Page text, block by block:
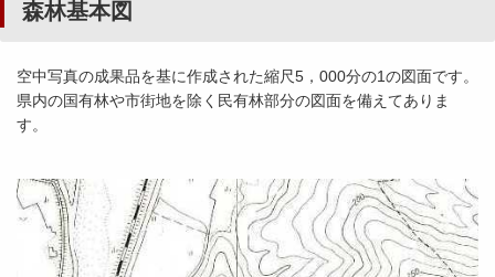
森林基本図
空中写真の成果品を基に作成された縮尺5，000分の1の図面です。
県内の国有林や市街地を除く民有林部分の図面を備えてありま
す。